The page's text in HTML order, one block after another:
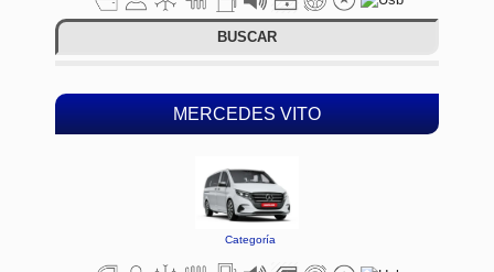
BUSCAR
MERCEDES VITO
Categoría